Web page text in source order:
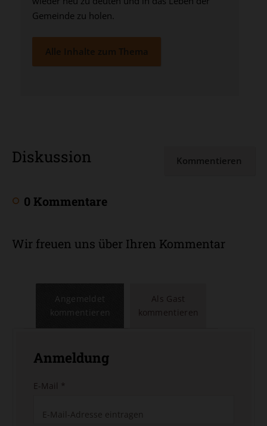
Gemeinde zu holen.
Alle Inhalte zum Thema
Diskussion Kommentieren
0 Kommentare
Wir freuen uns über Ihren Kommentar
Angemeldet
kommentieren
Als Gast
kommentieren
Anmeldung
E-Mail *